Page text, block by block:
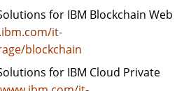
for IBM Blockchain Web
it-
blockchain
for IBM Cloud Private